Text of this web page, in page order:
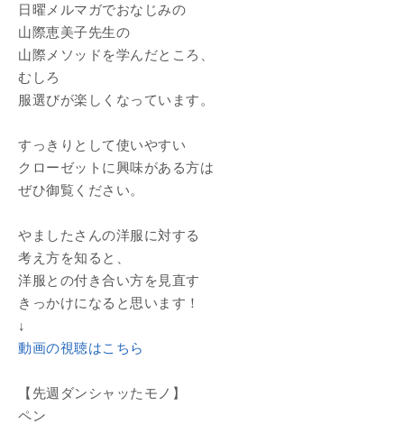
日曜メルマガでおなじみの
山際恵美子先生の
山際メソッドを学んだところ、
むしろ
服選びが楽しくなっています。
すっきりとして使いやすい
クローゼットに興味がある方は
ぜひ御覧ください。
やましたさんの洋服に対する
考え方を知ると、
洋服との付き合い方を見直す
きっかけになると思います！
↓
動画の視聴はこちら
【先週ダンシャッたモノ】
ペン